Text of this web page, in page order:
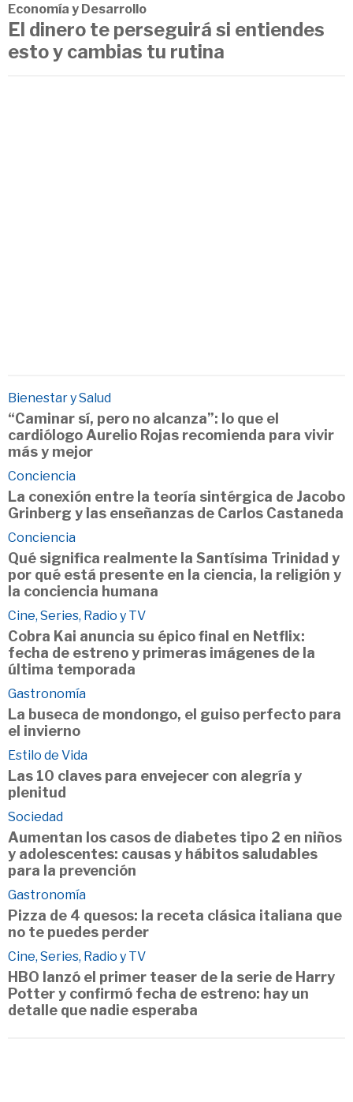
Economía y Desarrollo
El dinero te perseguirá si entiendes
esto y cambias tu rutina
Bienestar y Salud
“Caminar sí, pero no alcanza”: lo que el
cardiólogo Aurelio Rojas recomienda para vivir
más y mejor
Conciencia
La conexión entre la teoría sintérgica de Jacobo
Grinberg y las enseñanzas de Carlos Castaneda
Conciencia
Qué significa realmente la Santísima Trinidad y
por qué está presente en la ciencia, la religión y
la conciencia humana
Cine, Series, Radio y TV
Cobra Kai anuncia su épico final en Netflix:
fecha de estreno y primeras imágenes de la
última temporada
Gastronomía
La buseca de mondongo, el guiso perfecto para
el invierno
Estilo de Vida
Las 10 claves para envejecer con alegría y
plenitud
Sociedad
Aumentan los casos de diabetes tipo 2 en niños
y adolescentes: causas y hábitos saludables
para la prevención
Gastronomía
Pizza de 4 quesos: la receta clásica italiana que
no te puedes perder
Cine, Series, Radio y TV
HBO lanzó el primer teaser de la serie de Harry
Potter y confirmó fecha de estreno: hay un
detalle que nadie esperaba